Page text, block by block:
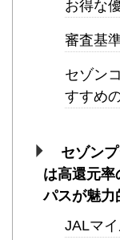
お得な
審査基
セゾン
すすめ
セゾン
は高還元率
パスが魅力
JALマ